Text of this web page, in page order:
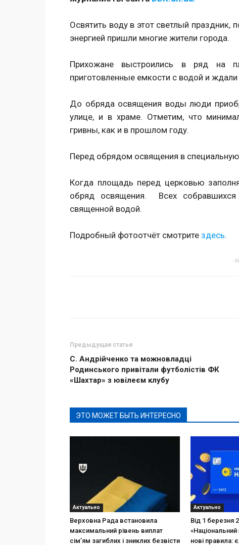
Освятить воду в этот светлый праздник,
энергией пришли многие жители города.
Прихожане выстроились в ряд на
приготовленные емкости с водой и
До обряда освящения воды люди
улице, и в храме. Отметим, что
гривны, как и в прошлом году.
Перед обрядом освящения в
Когда площадь перед церковью
обряд освящения. Всех
священной водой.
Подробный фотоотчёт смотрите здесь.
-
Предыдущая статья
С. Андрійченко та можновладці
Родинського привітали футболістів ФК
«Шахтар» з ювілеєм клубу
ЭТО МОЖЕТ БЫТЬ ИНТЕРЕСНО
Актуально
Верховна Рада встановила
максимальний рівень виплат
сім’ям загиблих і зниклих безвісти
Актуально
Від 1 березня
нові правила: